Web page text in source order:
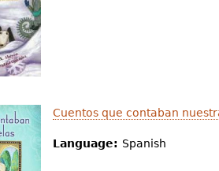
Cuentos que contaban
Language: Spanish